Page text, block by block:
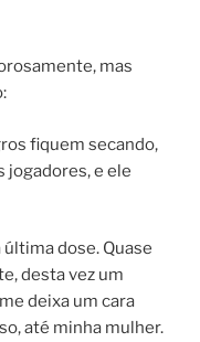
mas
fiquem secando,
jogadores, e ele
dose. Quase
desta vez um
deixa um cara
até minha mulher.